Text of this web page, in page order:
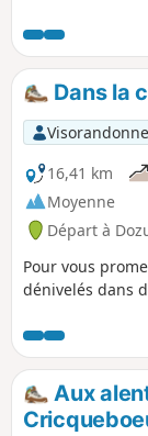
si chères à Proust.
Dans la
16,41 km
Moyenne
Départ à
Pour vous
dénivelés dans
Aux